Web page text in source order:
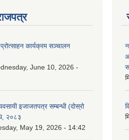
कार्यक्रम सञ्चालन
June 10, 2026 -
इजाजतपत्र सम्बन्धी (दोस्रो
२०८३
May 19, 2026 - 14:42